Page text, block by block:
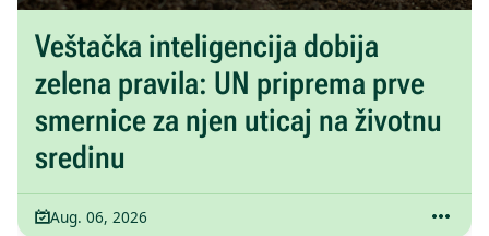
Veštačka inteligencija dobija
zelena pravila: UN priprema prve
smernice za njen uticaj na životnu
sredinu
Aug. 06, 2026